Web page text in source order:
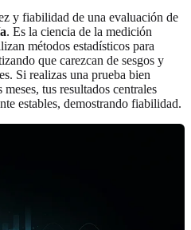
y fiabilidad de una evaluación de
. Es la ciencia de la medición
métodos estadísticos para
que carezcan de sesgos y
Si realizas una prueba bien
tus resultados centrales
estables, demostrando fiabilidad.